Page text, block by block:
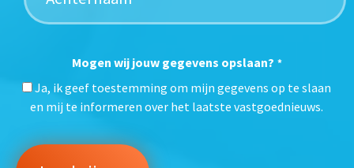
Mogen wij jouw gegevens opslaan? *
Ja, ik geef toestemming om mijn gegevens op te slaan
en mij te informeren over het laatste vastgoednieuws.